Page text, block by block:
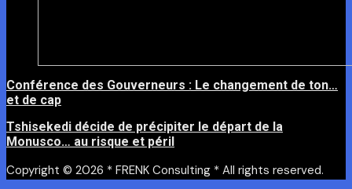
Conférence des Gouverneurs : Le changement de ton…
et de cap
Tshisekedi décide de précipiter le départ de la
Monusco… au risque et péril
Copyright © 2026 * FRENK Consulting * All rights reserved.